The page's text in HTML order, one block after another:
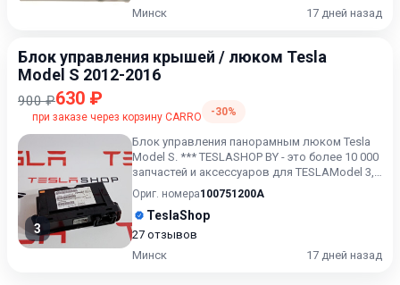
Минск
17 дней назад
Блок управления крышей / люком Tesla
Model S 2012-2016
900 ₽630 ₽
при заказе через корзину CARRO -30%
3
Блок управления панорамным люком Tesla
Model S. *** TESLASHOP BY - это более 10 000
запчастей и аксессуаров для TESLAModel 3,
Model X, Model...
Ориг. номера100751200A
TeslaShop
27 отзывов
Минск
17 дней назад